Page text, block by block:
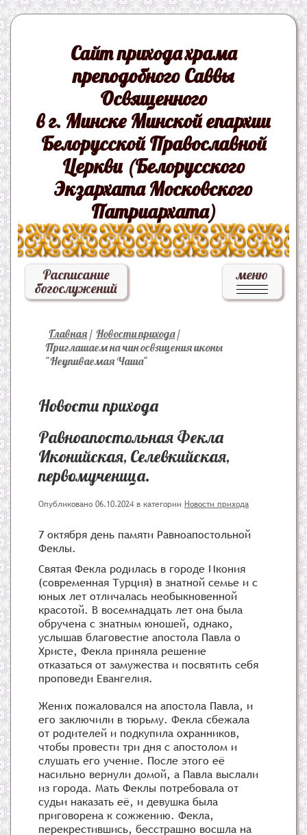
Сайт прихода храма
преподобного Саввы
Освященного
в г. Минске Минской епархии
Белорусской Православной
Церкви (Белорусского
Экзархата Московского
Патриархата)
Расписание
богослужений
меню
Главная / Новости прихода /
Приглашаем на чин освящения иконы
"Неупиваемая Чаша"
Новости прихода
Равноапостольная Фекла
Иконийская, Селевкийская,
первомученица.
Опубликовано 06.10.2024 в категории Новости прихода
7 октября день памяти Равноапостольной
Феклы.
Святая Фекла родилась в городе Икония
(современная Турция) в знатной семье и с
юных лет отличалась необыкновенной
красотой. В восемнадцать лет она была
обручена с знатным юношей, однако,
услышав благовестие апостола Павла о
Христе, Фекла приняла решение
отказаться от замужества и посвятить себя
проповеди Евангелия.
Жених пожаловался на апостола Павла, и
его заключили в тюрьму. Фекла сбежала
от родителей и подкупила охранников,
чтобы провести три дня с апостолом и
слушать его учение. После этого её
насильно вернули домой, а Павла выслали
из города. Мать Феклы потребовала от
судьи наказать её, и девушка была
приговорена к сожжению. Фекла,
перекрестившись, бесстрашно восшла на